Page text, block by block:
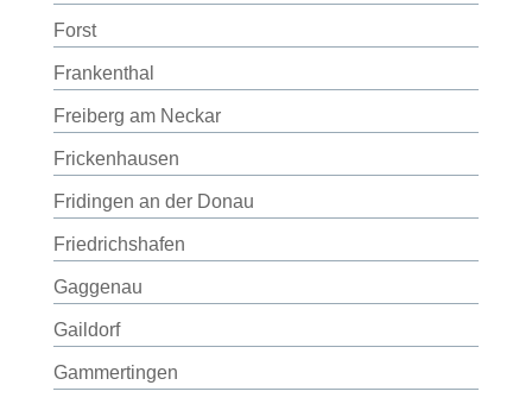
Forst
Frankenthal
Freiberg am Neckar
Frickenhausen
Fridingen an der Donau
Friedrichshafen
Gaggenau
Gaildorf
Gammertingen